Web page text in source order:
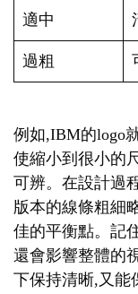
適中
過粗
例如,IBM的logo
使縮小到很小的
可辨。在設計過
版本的線條粗細
佳的平衡點。記
還會影響整體的
下保持清晰,又能